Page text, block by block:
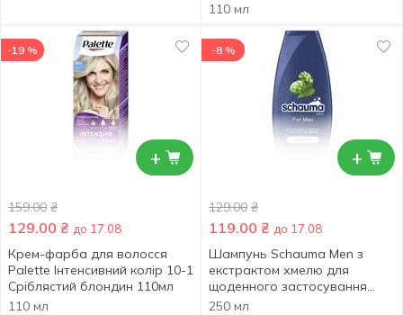
110 мл
+
-19 %
159.00 ₴
129.00 ₴ до 17.08
Крем-фарба для волосся
Palette Інтенсивний колір 10-1
Сріблястий блондин 110мл
110 мл
+
-8 %
129.00 ₴
119.00 ₴ до 17.08
Шампунь Schauma Men з
екстрактом хмелю для
щоденного застосування
250мл
250 мл